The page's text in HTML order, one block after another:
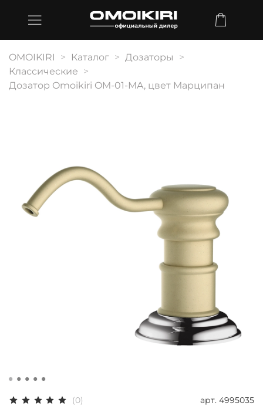
OMOIKIRI Каталог
Дозаторы
Классические
Дозатор Omoikiri OM-01-MA, цвет Марципан
(0) арт. 4995035